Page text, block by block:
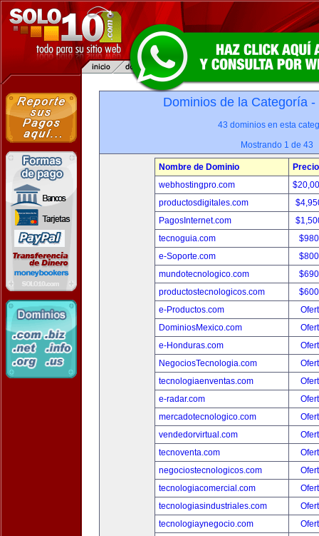
Dominios de la Categoría -
43 dominios en esta
Mostrando 1 de 43
Nombre de Dominio
Precio
webhostingpro.com
productosdigitales.com
PagosInternet.com
tecnoguia.com
e-Soporte.com
mundotecnologico.com
productostecnologicos.com
e-Productos.com
DominiosMexico.com
e-Honduras.com
NegociosTecnologia.com
tecnologiaenventas.com
e-radar.com
mercadotecnologico.com
vendedorvirtual.com
tecnoventa.com
negociostecnologicos.com
tecnologiacomercial.com
tecnologiasindustriales.com
tecnologiaynegocio.com